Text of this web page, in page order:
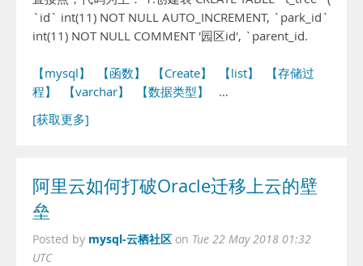
`id` int(11) NOT NULL AUTO_INCREMENT, `park_id`
int(11) NOT NULL COMMENT '园区id', `parent_id.
【mysql】 【函数】 【Create】 【list】
【存储过
程】
【varchar】 【数据类型】
…
[获取更多]
阿里云如何打破Oracle迁移上云的壁
垒
Posted by mysql-云栖社区 on Tue 22 May 2018 01:32
UTC